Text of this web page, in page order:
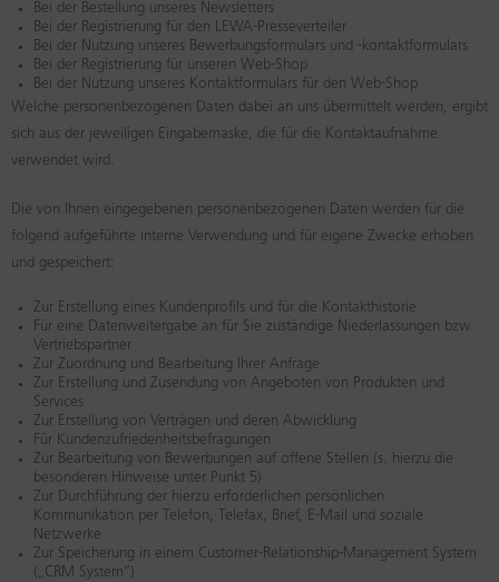
Bei der Bestellung unseres Newsletters
Bei der Registrierung für den LEWA-Presseverteiler
Bei der Nutzung unseres Bewerbungsformulars und -kontaktformulars
Bei der Registrierung für unseren Web-Shop
Bei der Nutzung unseres Kontaktformulars für den Web-Shop
Welche personenbezogenen Daten dabei an uns übermittelt werden, ergibt
sich aus der jeweiligen Eingabemaske, die für die Kontaktaufnahme
verwendet wird.
Die von Ihnen eingegebenen personenbezogenen Daten werden für die
folgend aufgeführte interne Verwendung und für eigene Zwecke erhoben
und gespeichert:
Zur Erstellung eines Kundenprofils und für die Kontakthistorie
Für eine Datenweitergabe an für Sie zuständige Niederlassungen bzw.
Vertriebspartner
Zur Zuordnung und Bearbeitung Ihrer Anfrage
Zur Erstellung und Zusendung von Angeboten von Produkten und
Services
Zur Erstellung von Verträgen und deren Abwicklung
Für Kundenzufriedenheitsbefragungen
Zur Bearbeitung von Bewerbungen auf offene Stellen (s. hierzu die
besonderen Hinweise unter Punkt 5)
Zur Durchführung der hierzu erforderlichen persönlichen
Kommunikation per Telefon, Telefax, Brief, E-Mail und soziale
Netzwerke
Zur Speicherung in einem Customer-Relationship-Management System
(„CRM System“)